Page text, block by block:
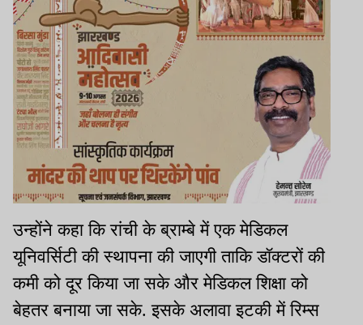
उन्होंने कहा कि रांची के ब्राम्बे में एक मेडिकल
यूनिवर्सिटी की स्थापना की जाएगी ताकि डॉक्टरों की
कमी को दूर किया जा सके और मेडिकल शिक्षा को
बेहतर बनाया जा सके. इसके अलावा इटकी में रिम्स